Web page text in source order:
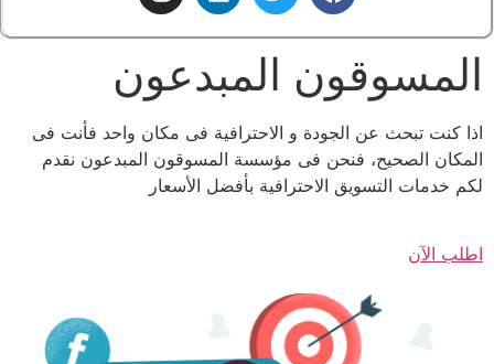
المسوقون المبدعون
اذا كنت تبحث عن الجودة و الاحترافية فى مكان واحد فأنت فى
المكان الصحيح، فنحن فى مؤسسة المسوقون المبدعون نقدم
لكم خدمات التسويق الاحترافية بأفضل الأسعار
اطلب الآن